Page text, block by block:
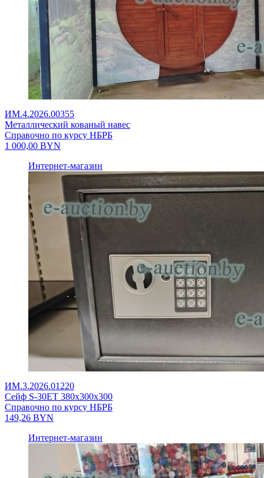
ИМ.4.2026.00355
Металлический кованый навес
Справочно по курсу НБРБ
1 000,00 BYN
Интернет-магазин
ИМ.3.2026.01220
Сейф S-30ET 380x300x300
Справочно по курсу НБРБ
149,26 BYN
Интернет-магазин